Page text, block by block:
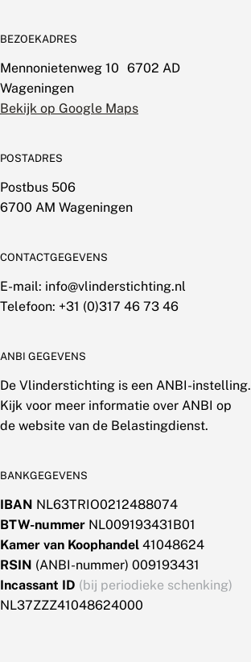
BEZOEKADRES
Mennonietenweg 10 6702 AD
Wageningen
Bekijk op Google Maps
POSTADRES
Postbus 506
6700 AM Wageningen
CONTACTGEGEVENS
E-mail: info@vlinderstichting.nl
Telefoon: +31 (0)317 46 73 46
ANBI GEGEVENS
De Vlinderstichting is een ANBI-instelling.
Kijk voor meer informatie over ANBI op
de website van de Belastingdienst.
BANKGEGEVENS
IBAN NL63TRIO0212488074
BTW-nummer NL009193431B01
Kamer van Koophandel 41048624
RSIN (ANBI-nummer) 009193431
Incassant ID (bij periodieke schenking)
NL37ZZZ41048624000